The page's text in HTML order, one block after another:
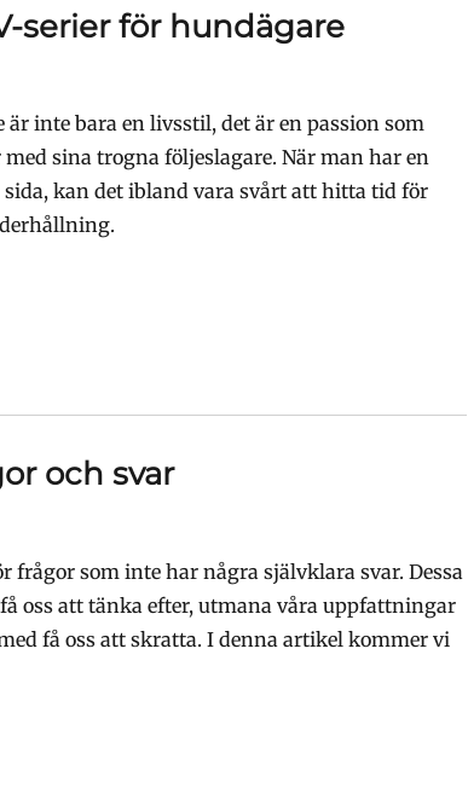
serier för hundägare
är inte bara en livsstil, det är en passion som
sina trogna följeslagare. När man har en
kan det ibland vara svårt att hitta tid för
och svar
frågor som inte har några självklara svar. Dessa
oss att tänka efter, utmana våra uppfattningar
få oss att skratta. I denna artikel kommer vi